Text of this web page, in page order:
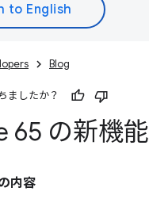
Blog
ましたか？
65 の新機能
内容